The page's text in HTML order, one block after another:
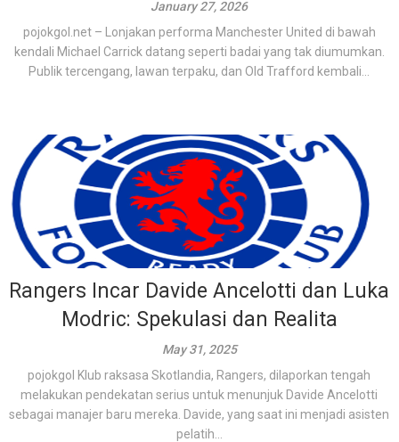
January 27, 2026
pojokgol.net – Lonjakan performa Manchester United di bawah
kendali Michael Carrick datang seperti badai yang tak diumumkan.
Publik tercengang, lawan terpaku, dan Old Trafford kembali...
Rangers Incar Davide Ancelotti dan Luka
Modric: Spekulasi dan Realita
May 31, 2025
pojokgol Klub raksasa Skotlandia, Rangers, dilaporkan tengah
melakukan pendekatan serius untuk menunjuk Davide Ancelotti
sebagai manajer baru mereka. Davide, yang saat ini menjadi asisten
pelatih...